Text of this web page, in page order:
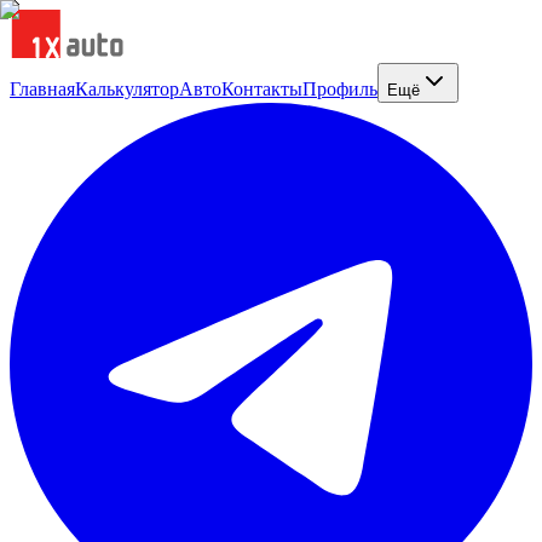
ГлавнаяКалькуляторАвтоКонтактыПрофиль Ещё